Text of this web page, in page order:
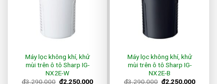
Máy lọc không khí, khử
mùi trên ô tô Sharp IG-
NX2E-W
₫3,290,000 ₫2,250,000
Máy lọc không khí, khử
mùi trên ô tô Sharp IG-
NX2E-B
₫3,290,000 ₫2,250,000